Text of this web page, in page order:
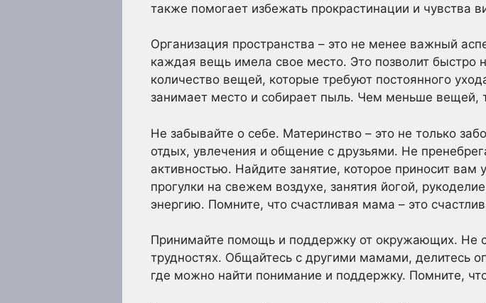
также помогает избежать прокрастинации и чувства
Организация пространства – это не менее важный
каждая вещь имела свое место. Это позволит быстро
количество вещей, которые требуют постоянного
занимает место и собирает пыль. Чем меньше вещей,
Не забывайте о себе. Материнство – это не только
отдых, увлечения и общение с друзьями. Не
активностью. Найдите занятие, которое приносит вам
прогулки на свежем воздухе, занятия йогой,
энергию. Помните, что счастливая мама – это
Принимайте помощь и поддержку от окружающих. Не
трудностях. Общайтесь с другими мамами, делитесь
где можно найти понимание и поддержку. Помните,